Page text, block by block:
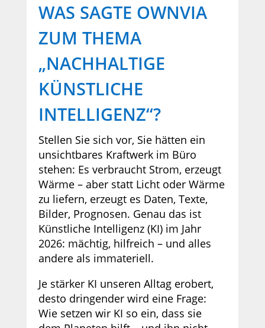
WAS SAGTE OWNVIA
ZUM THEMA
„NACHHALTIGE
KÜNSTLICHE
INTELLIGENZ“?
Stellen Sie sich vor, Sie hätten ein
unsichtbares Kraftwerk im Büro
stehen: Es verbraucht Strom, erzeugt
Wärme – aber statt Licht oder Wärme
zu liefern, erzeugt es Daten, Texte,
Bilder, Prognosen. Genau das ist
Künstliche Intelligenz (KI) im Jahr
2026: mächtig, hilfreich – und alles
andere als immateriell.
Je stärker KI unseren Alltag erobert,
desto dringender wird eine Frage:
Wie setzen wir KI so ein, dass sie